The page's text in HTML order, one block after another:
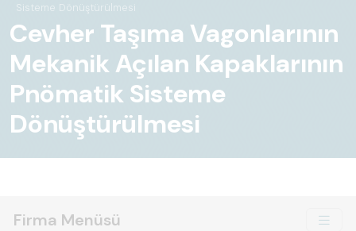
Sisteme Dönüştürülmesi
Cevher Taşıma Vagonlarının
Mekanik Açılan Kapaklarının
Pnömatik Sisteme
Dönüştürülmesi
Firma Menüsü